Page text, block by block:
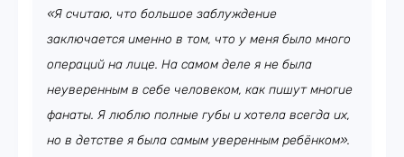
«Я считаю, что большое заблуждение
заключается именно в том, что у меня было много
операций на лице. На самом деле я не была
неуверенным в себе человеком, как пишут многие
фанаты. Я люблю полные губы и хотела всегда их,
но в детстве я была самым уверенным ребёнком».